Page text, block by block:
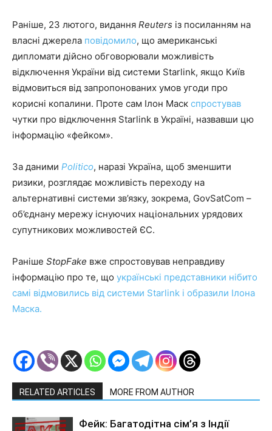
Раніше, 23 лютого, видання Reuters із посиланням на
власні джерела повідомило, що американські
дипломати дійсно обговорювали можливість
відключення України від системи Starlink, якщо Київ
відмовиться від запропонованих умов угоди про
корисні копалини. Проте сам Ілон Маск спростував
чутки про відключення Starlink в Україні, назвавши цю
інформацію «фейком».
За даними Politico, наразі Україна, щоб зменшити
ризики, розглядає можливість переходу на
альтернативні системи зв’язку, зокрема, GovSatCom –
об’єднану мережу існуючих національних урядових
супутникових можливостей ЄС.
Раніше StopFake вже спростовував неправдиву
інформацію про те, що українські представники нібито
самі відмовились від системи Starlink і образили Ілона
Маска.
RELATED ARTICLES MORE FROM AUTHOR
Фейк: Багатодітна сім’я з Індії